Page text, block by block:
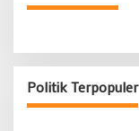
Politik Terpopuler